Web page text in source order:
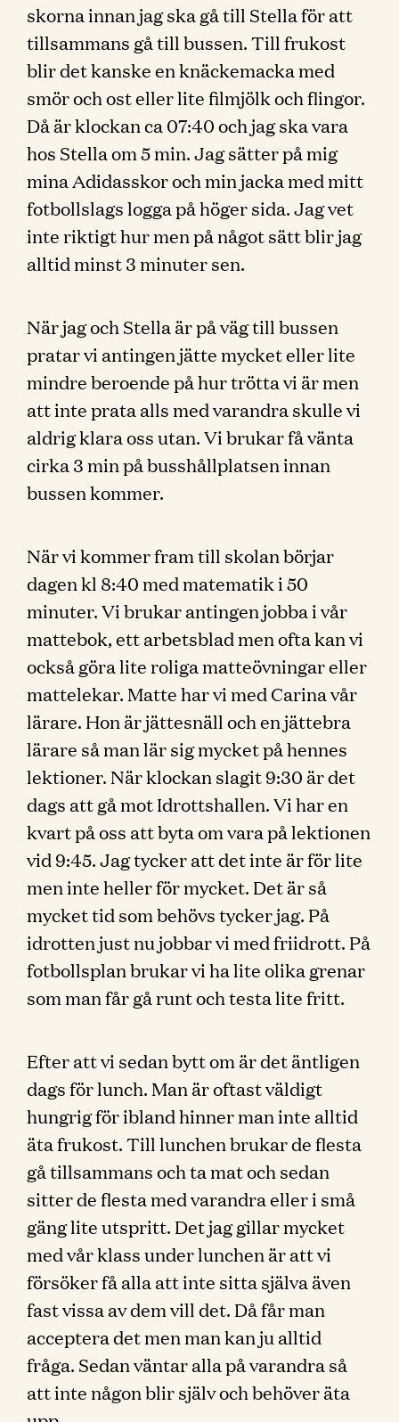
skorna innan jag ska gå till Stella för att
tillsammans gå till bussen. Till frukost
blir det kanske en knäckemacka med
smör och ost eller lite filmjölk och flingor.
Då är klockan ca 07:40 och jag ska vara
hos Stella om 5 min. Jag sätter på mig
mina Adidasskor och min jacka med mitt
fotbollslags logga på höger sida. Jag vet
inte riktigt hur men på något sätt blir jag
alltid minst 3 minuter sen.
När jag och Stella är på väg till bussen
pratar vi antingen jätte mycket eller lite
mindre beroende på hur trötta vi är men
att inte prata alls med varandra skulle vi
aldrig klara oss utan. Vi brukar få vänta
cirka 3 min på busshållplatsen innan
bussen kommer.
När vi kommer fram till skolan börjar
dagen kl 8:40 med matematik i 50
minuter. Vi brukar antingen jobba i vår
mattebok, ett arbetsblad men ofta kan vi
också göra lite roliga matteövningar eller
mattelekar. Matte har vi med Carina vår
lärare. Hon är jättesnäll och en jättebra
lärare så man lär sig mycket på hennes
lektioner. När klockan slagit 9:30 är det
dags att gå mot Idrottshallen. Vi har en
kvart på oss att byta om vara på lektionen
vid 9:45. Jag tycker att det inte är för lite
men inte heller för mycket. Det är så
mycket tid som behövs tycker jag. På
idrotten just nu jobbar vi med friidrott. På
fotbollsplan brukar vi ha lite olika grenar
som man får gå runt och testa lite fritt.
Efter att vi sedan bytt om är det äntligen
dags för lunch. Man är oftast väldigt
hungrig för ibland hinner man inte alltid
äta frukost. Till lunchen brukar de flesta
gå tillsammans och ta mat och sedan
sitter de flesta med varandra eller i små
gäng lite utspritt. Det jag gillar mycket
med vår klass under lunchen är att vi
försöker få alla att inte sitta själva även
fast vissa av dem vill det. Då får man
acceptera det men man kan ju alltid
fråga. Sedan väntar alla på varandra så
att inte någon blir själv och behöver äta